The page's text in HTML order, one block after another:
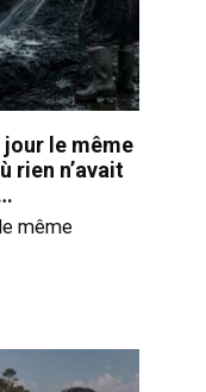
le même
rien n’avait
même